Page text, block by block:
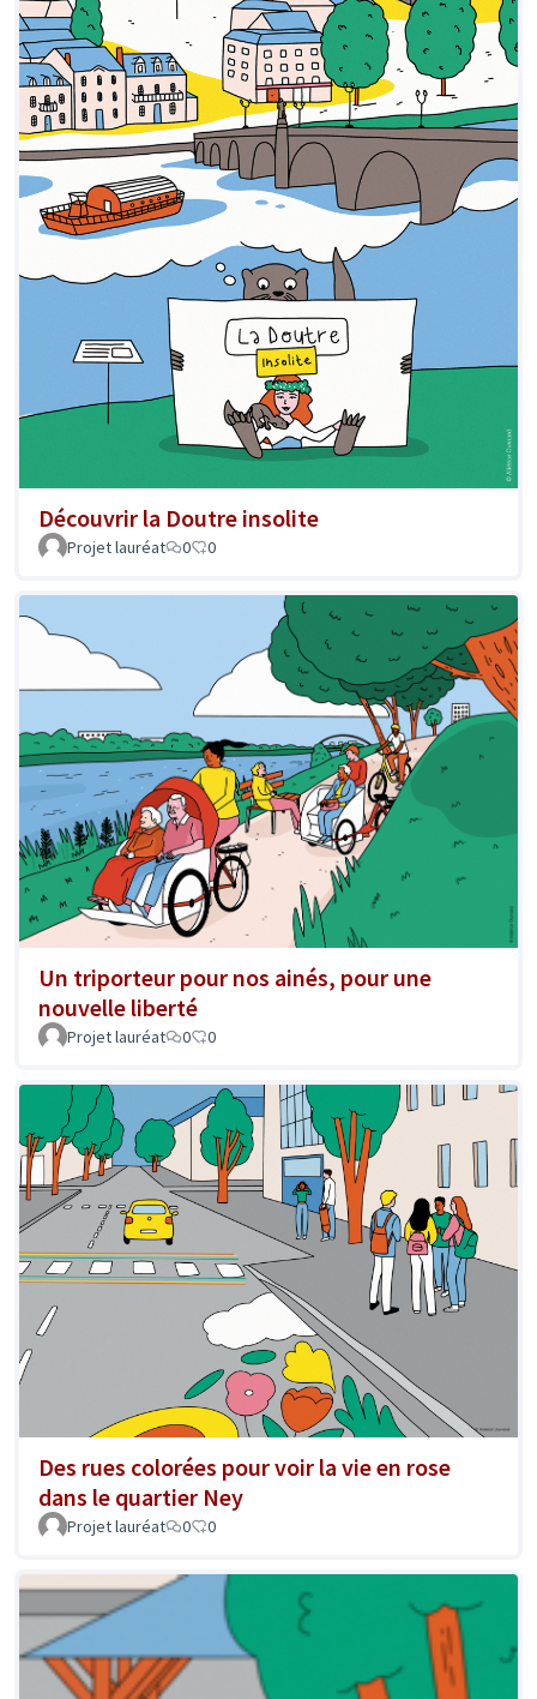
Découvrir la Doutre insolite
Projet lauréat 0 0
Un triporteur pour nos ainés, pour une
nouvelle liberté
Projet lauréat 0 0
Des rues colorées pour voir la vie en rose
dans le quartier Ney
Projet lauréat 0 0